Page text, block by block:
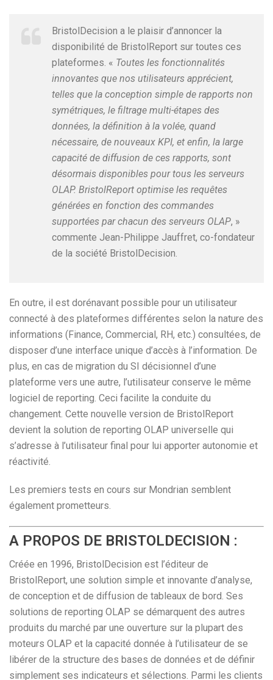
BristolDecision a le plaisir d’annoncer la
disponibilité de BristolReport sur toutes ces
plateformes. « Toutes les fonctionnalités
innovantes que nos utilisateurs apprécient,
telles que la conception simple de rapports non
symétriques, le filtrage multi-étapes des
données, la définition à la volée, quand
nécessaire, de nouveaux KPI, et enfin, la large
capacité de diffusion de ces rapports, sont
désormais disponibles pour tous les serveurs
OLAP. BristolReport optimise les requêtes
générées en fonction des commandes
supportées par chacun des serveurs OLAP, »
commente Jean-Philippe Jauffret, co-fondateur
de la société BristolDecision.
En outre, il est dorénavant possible pour un utilisateur
connecté à des plateformes différentes selon la nature des
informations (Finance, Commercial, RH, etc.) consultées, de
disposer d’une interface unique d’accès à l’information. De
plus, en cas de migration du SI décisionnel d’une
plateforme vers une autre, l’utilisateur conserve le même
logiciel de reporting. Ceci facilite la conduite du
changement. Cette nouvelle version de BristolReport
devient la solution de reporting OLAP universelle qui
s’adresse à l’utilisateur final pour lui apporter autonomie et
réactivité.
Les premiers tests en cours sur Mondrian semblent
également prometteurs.
A PROPOS DE BRISTOLDECISION :
Créée en 1996, BristolDecision est l’éditeur de
BristolReport, une solution simple et innovante d’analyse,
de conception et de diffusion de tableaux de bord. Ses
solutions de reporting OLAP se démarquent des autres
produits du marché par une ouverture sur la plupart des
moteurs OLAP et la capacité donnée à l’utilisateur de se
libérer de la structure des bases de données et de définir
simplement ses indicateurs et sélections. Parmi les clients